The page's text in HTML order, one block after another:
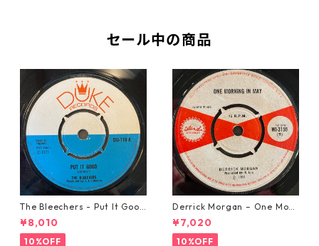
セール中の商品
The Bleechers - Put It Good
【7-21637】
¥8,010
10%OFF
Derrick Morgan – One Morn
ing In May【7-21653】
¥7,020
10%OFF